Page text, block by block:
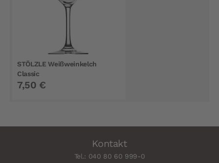
STÖLZLE Weißweinkelch
Classic
7,50 €
Kontakt
Tel.: 040 80 60 999-0